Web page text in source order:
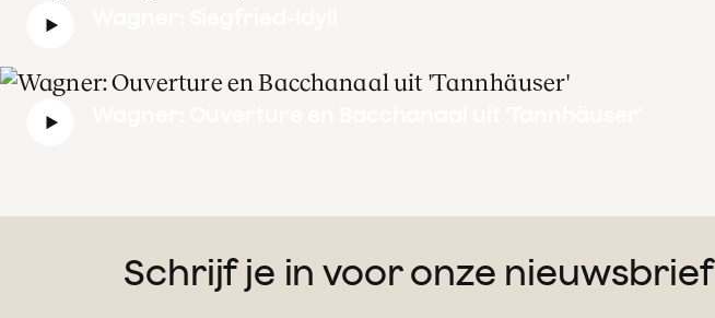
Schrijf je in voor onze nieuwsbrief